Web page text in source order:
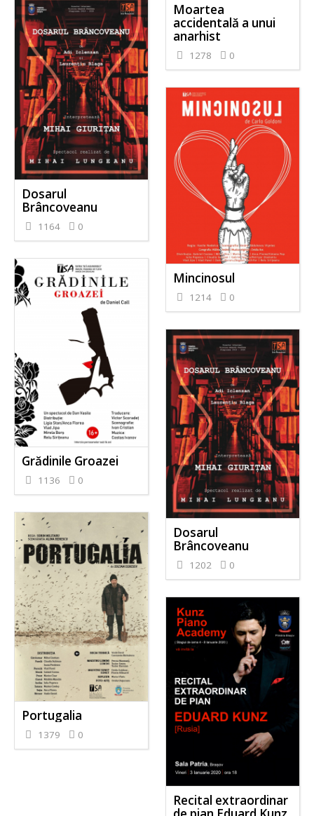
Moartea
accidentală a unui
anarhist
1278 0
Dosarul
Brâncoveanu
1164 0
Mincinosul
1214 0
Grădinile Groazei
1136 0
Dosarul
Brâncoveanu
1202 0
Portugalia
1379 0
Recital extraordinar